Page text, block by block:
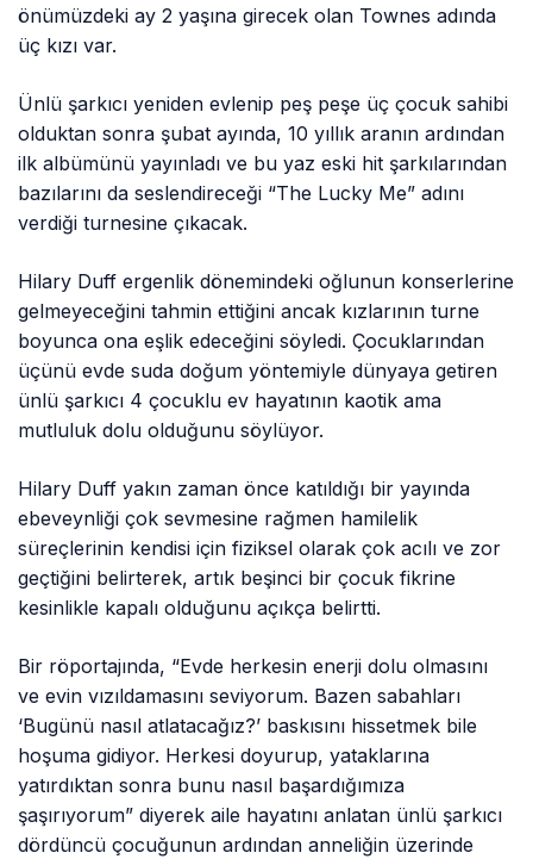
önümüzdeki ay 2 yaşına girecek olan Townes adında
üç kızı var.
Ünlü şarkıcı yeniden evlenip peş peşe üç çocuk sahibi
olduktan sonra şubat ayında, 10 yıllık aranın ardından
ilk albümünü yayınladı ve bu yaz eski hit şarkılarından
bazılarını da seslendireceği “The Lucky Me” adını
verdiği turnesine çıkacak.
Hilary Duff ergenlik dönemindeki oğlunun konserlerine
gelmeyeceğini tahmin ettiğini ancak kızlarının turne
boyunca ona eşlik edeceğini söyledi. Çocuklarından
üçünü evde suda doğum yöntemiyle dünyaya getiren
ünlü şarkıcı 4 çocuklu ev hayatının kaotik ama
mutluluk dolu olduğunu söylüyor.
Hilary Duff yakın zaman önce katıldığı bir yayında
ebeveynliği çok sevmesine rağmen hamilelik
süreçlerinin kendisi için fiziksel olarak çok acılı ve zor
geçtiğini belirterek, artık beşinci bir çocuk fikrine
kesinlikle kapalı olduğunu açıkça belirtti.
Bir röportajında, “Evde herkesin enerji dolu olmasını
ve evin vızıldamasını seviyorum. Bazen sabahları
‘Bugünü nasıl atlatacağız?’ baskısını hissetmek bile
hoşuma gidiyor. Herkesi doyurup, yataklarına
yatırdıktan sonra bunu nasıl başardığımıza
şaşırıyorum” diyerek aile hayatını anlatan ünlü şarkıcı
dördüncü çocuğunun ardından anneliğin üzerinde